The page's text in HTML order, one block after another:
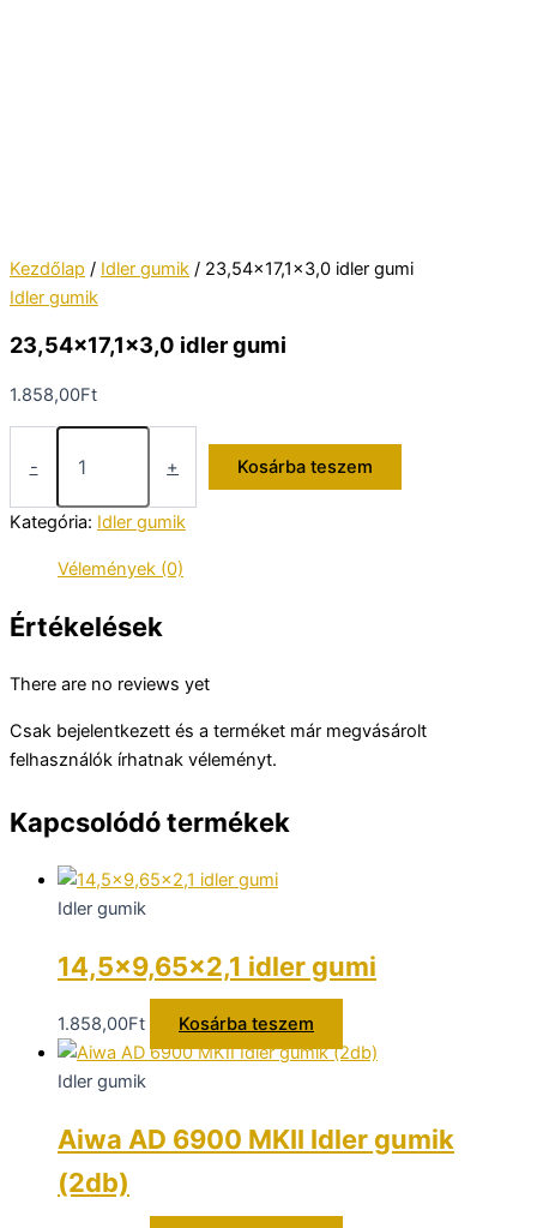
Kezdőlap / Idler gumik / 23,54×17,1×3,0 idler gumi
Idler gumik
23,54×17,1×3,0 idler gumi
1.858,00Ft
-
23,54x17,1x3,0
mennyiség
+ Kosárba teszem
Kategória: Idler gumik
Vélemények (0)
Értékelések
There are no reviews yet
Csak bejelentkezett és a terméket már megvásárolt
felhasználók írhatnak véleményt.
Kapcsolódó termékek
Idler gumik
14,5×9,65×2,1 idler gumi
1.858,00Ft Kosárba teszem
Idler gumik
Aiwa AD 6900 MKII Idler gumik
(2db)